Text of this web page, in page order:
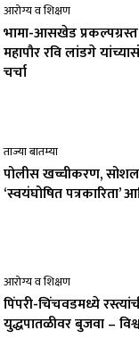
आरोग्य व शिक्षण
भामा-आसखेड प्रकल्पग्रस्त
महापौर रवि लांडगे
चर्चा
ताज्या बातम्या
पोलीस खच्चीकरण, सोशल
‘स्वयंघोषित पत्रकारिता’
आरोग्य व शिक्षण
पिंपरी-चिंचवडमध्ये
युद्धपातळीवर बुजवा –